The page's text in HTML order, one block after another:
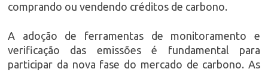
comprando ou vendendo créditos de carbono.
A adoção de ferramentas de monitoramento e
verificação das emissões é fundamental para
participar da nova fase do mercado de carbono. As